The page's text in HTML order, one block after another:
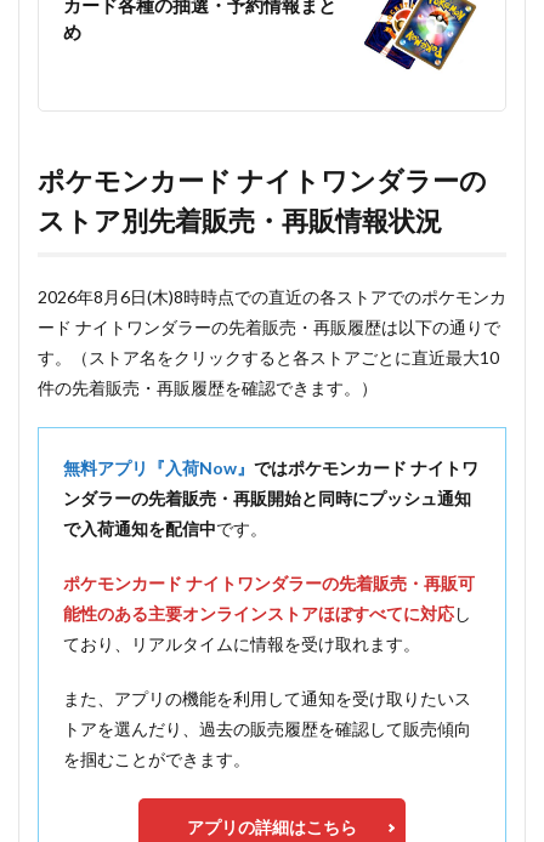
カード各種の抽選・予約情報まと
め
ポケモンカード ナイトワンダラーの
ストア別先着販売・再販情報状況
2026年8月6日(木)8時時点での直近の各ストアでのポケモンカ
ード ナイトワンダラーの先着販売・再販履歴は以下の通りで
す。（ストア名をクリックすると各ストアごとに直近最大10
件の先着販売・再販履歴を確認できます。）
無料アプリ『入荷Now』 ではポケモンカード ナイトワ
ンダラーの先着販売・再販開始と同時にプッシュ通知
で入荷通知を配信中です。
ポケモンカード ナイトワンダラーの先着販売・再販可
能性のある主要オンラインストアほぼすべてに対応し
ており、リアルタイムに情報を受け取れます。
また、アプリの機能を利用して通知を受け取りたいス
トアを選んだり、過去の販売履歴を確認して販売傾向
を掴むことができます。
アプリの詳細はこちら